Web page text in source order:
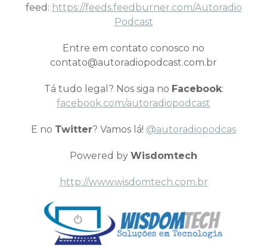
feed: https://feeds.feedburner.com/Autoradio
Podcast
Entre em contato conosco no
contato@autoradiopodcast.com.br
Tá tudo legal? Nos siga no Facebook:
facebook.com/autoradiopodcast
E no Twitter? Vamos lá! @autoradiopodcas
Powered by Wisdomtech
http://www.wisdomtech.com.br